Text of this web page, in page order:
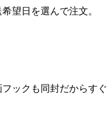
望日を選んで注文。
ックも同封だからすぐ